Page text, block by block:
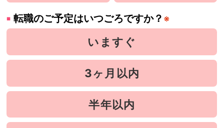
転職のご予定はいつごろですか？ ※
いますぐ
3ヶ月以内
半年以内